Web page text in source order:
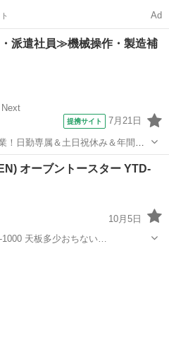
Ad
派遣社員≫機械操作・製造補
提携サイト 7月21日
！日勤専属＆土日祝休み＆年間休
イカー通勤OK＆無料駐車場あり
《茨城県常陸大宮市》 人気の
その他
オーブントースター YTD-
10月5日
-1000 天板多少おちない…